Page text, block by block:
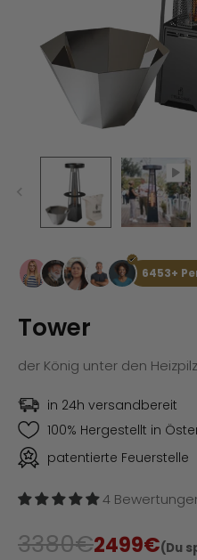
6453+
Tower
der König unter den
in 24h versandbereit
100% Hergestellt in
patentierte Feuerstelle
4
3380€2499€(Du